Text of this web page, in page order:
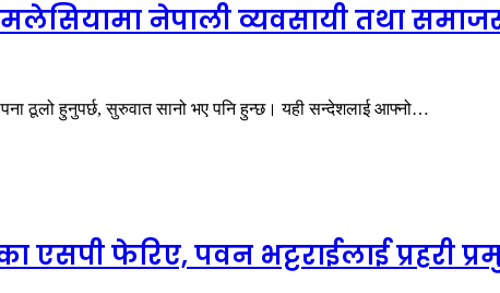
नेपाली व्यवसायी तथा
ठूलो हुनुपर्छ, सुरुवात सानो भए पनि हुन्छ। यही सन्देशलाई आफ्नो…
एसपी फेरिए, पवन भट्टराईलाई प्रहरी